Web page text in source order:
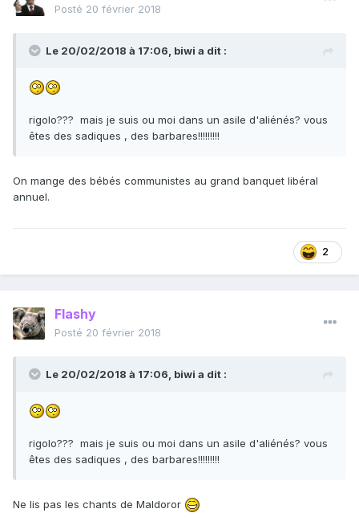
Posté 20 février 2018
Le 20/02/2018 à 17:06, biwi a dit :
rigolo??? mais je suis ou moi dans un asile d'aliénés? vous
êtes des sadiques , des barbares!!!!!!!!!
On mange des bébés communistes au grand banquet libéral
annuel.
2
Flashy
Posté 20 février 2018
Le 20/02/2018 à 17:06, biwi a dit :
rigolo??? mais je suis ou moi dans un asile d'aliénés? vous
êtes des sadiques , des barbares!!!!!!!!!
Ne lis pas les chants de Maldoror